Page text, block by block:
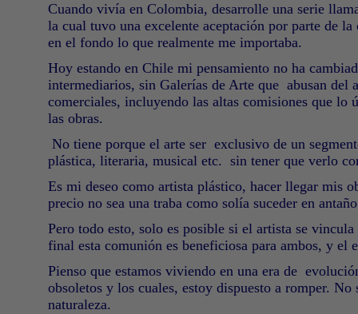
Cuando vivía en Colombia, desarrolle una serie
la cual tuvo una excelente aceptación por parte de
en el fondo lo que realmente me importaba.
Hoy estando en Chile mi pensamiento no ha
intermediarios, sin Galerías de Arte que abusan del
comerciales, incluyendo las altas comisiones que lo
las obras.
No tiene porque el arte ser exclusivo de un
plástica, literaria, musical etc. sin tener que verlo
Es mi deseo como artista plástico, hacer llegar mis
precio no sea una traba como solía suceder en
Pero todo esto, solo es posible si el artista se
final esta comunión es beneficiosa para ambos, y
Pienso que estamos viviendo en una era de
obsoletos y los cuales, estoy dispuesto a romper.
naturaleza.